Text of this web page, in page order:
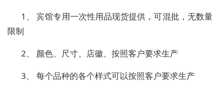
1、 宾馆专用一次性用品现货提供，可混批，无数量
限制
2、 颜色、尺寸、店徽、按照客户要求生产
3、 每个品种的各个样式可以按照客户要求生产